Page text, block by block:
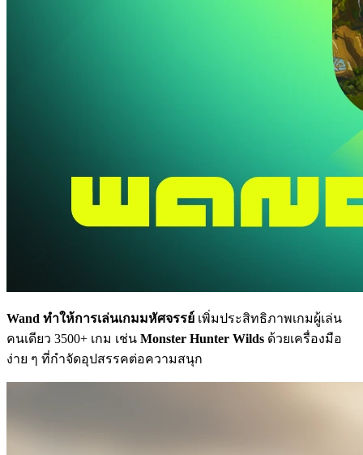
Wand ทำให้การเล่นเกมมหัศจรรย์ เพิ่มประสิทธิภาพเกมผู้เล่น
คนเดียว 3500+ เกม เช่น Monster Hunter Wilds ด้วยเครื่องมือ
ง่าย ๆ ที่กำจัดอุปสรรคต่อความสนุก